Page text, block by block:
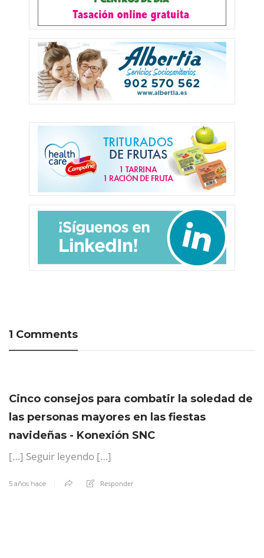
1 Comments
Cinco consejos para combatir la soledad de
las personas mayores en las fiestas
navideñas - Konexión SNC
[…] Seguir leyendo […]
5 años hace Responder